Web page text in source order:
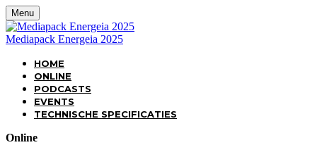
Menu
Mediapack Energeia 2025
HOME
ONLINE
PODCASTS
EVENTS
TECHNISCHE SPECIFICATIES
Online